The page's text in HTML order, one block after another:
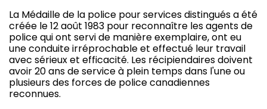
La Médaille de la police pour services distingués a été
créée le 12 août 1983 pour reconnaître les agents de
police qui ont servi de manière exemplaire, ont eu
une conduite irréprochable et effectué leur travail
avec sérieux et efficacité. Les récipiendaires doivent
avoir 20 ans de service à plein temps dans l'une ou
plusieurs des forces de police canadiennes
reconnues.